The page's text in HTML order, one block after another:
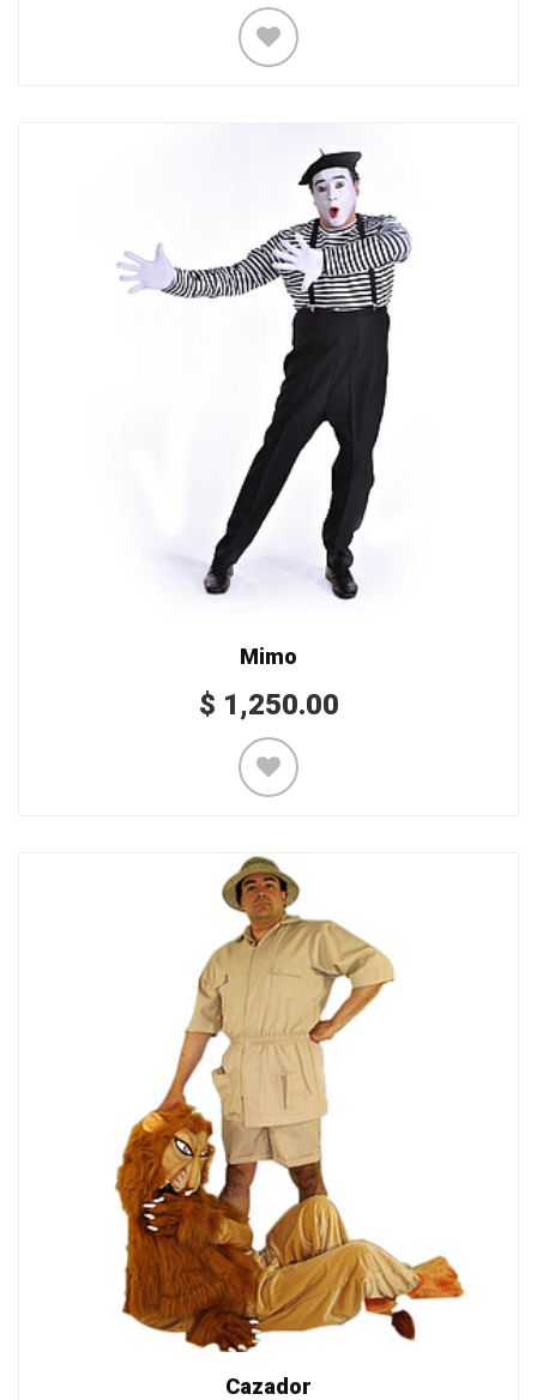
Mimo
$ 1,250.00
Cazador